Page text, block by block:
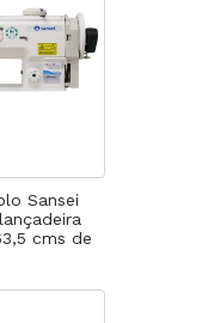
Sansei
cms de